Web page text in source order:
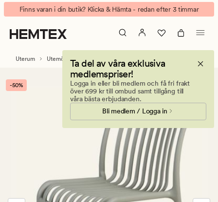
Vitalina
stol
grågön
Animerad
banner.
Klicka
på
att
pausa.
Finns varan i din butik? Klicka & Hämta - redan efter 3 timmar
Ta del av våra exklusiva
medlemspriser!
Logga in eller bli medlem och få fri frakt
över 699 kr till ombud samt tillgång till
våra bästa erbjudanden.
Bli medlem / Logga in
Uterum Utemöbler & trädgårdsmöbler Utestolar & trädgårdsstolar
-50%